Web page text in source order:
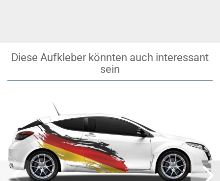
Diese Aufkleber könnten auch interessant
sein